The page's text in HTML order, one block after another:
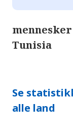
Tunisia
Se
alle land